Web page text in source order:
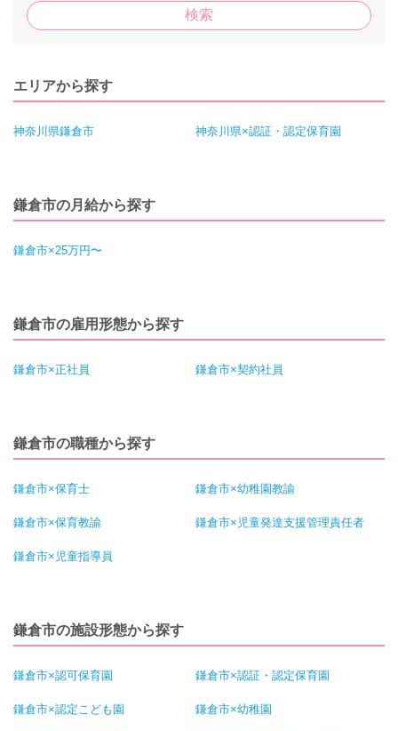
エリアから探す
神奈川県鎌倉市 神奈川県×認証・認定保育園
鎌倉市の月給から探す
鎌倉市×25万円〜
鎌倉市の雇用形態から探す
鎌倉市×正社員 鎌倉市×契約社員
鎌倉市の職種から探す
鎌倉市×保育士 鎌倉市×幼稚園教諭
鎌倉市×保育教諭 鎌倉市×児童発達支援管理責任者
鎌倉市×児童指導員
鎌倉市の施設形態から探す
鎌倉市×認可保育園 鎌倉市×認証・認定保育園
鎌倉市×認定こども園 鎌倉市×幼稚園